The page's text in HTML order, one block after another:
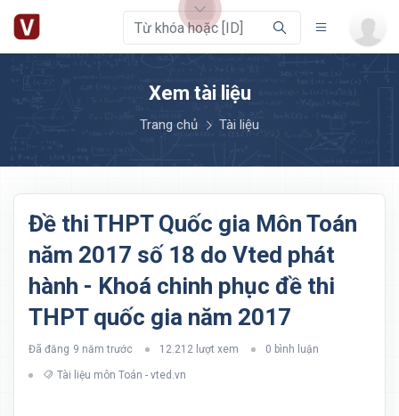
Xem tài liệu
Trang chủ Tài liệu
Đề thi THPT Quốc gia Môn Toán
năm 2017 số 18 do Vted phát
hành - Khoá chinh phục đề thi
THPT quốc gia năm 2017
Đã đăng 9 năm trước 12.212 lượt xem 0 bình luận
Tài liệu môn Toán - vted.vn